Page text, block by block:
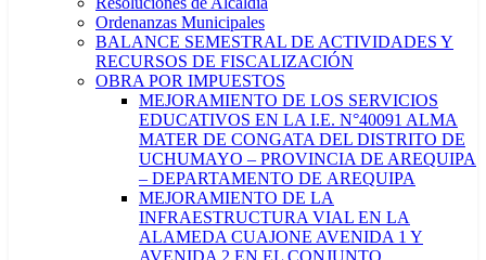
Ordenanzas Municipales
BALANCE SEMESTRAL DE ACTIVIDADES Y
RECURSOS DE FISCALIZACIÓN
OBRA POR IMPUESTOS
MEJORAMIENTO DE LOS SERVICIOS
EDUCATIVOS EN LA I.E. N°40091 ALMA
MATER DE CONGATA DEL DISTRITO DE
UCHUMAYO – PROVINCIA DE AREQUIPA
– DEPARTAMENTO DE AREQUIPA
MEJORAMIENTO DE LA
INFRAESTRUCTURA VIAL EN LA
ALAMEDA CUAJONE AVENIDA 1 Y
AVENIDA 2 EN EL CONJUNTO